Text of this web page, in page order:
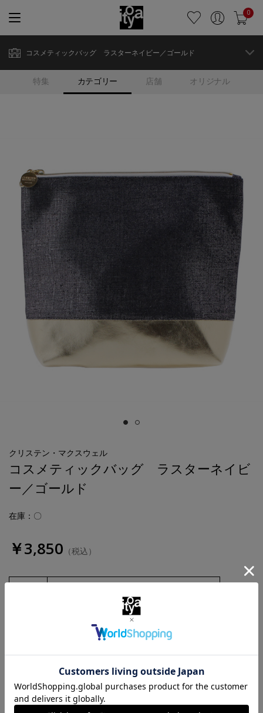
0
特集 カテゴリー 店舗 オリジナル
コスメティックバッグ ラスターネイビー／ゴールド
クリステン・マクスウェル
コスメティックバッグ ラスターネイビ
ー／ゴールド
在庫：〇
￥3,850 （税込）